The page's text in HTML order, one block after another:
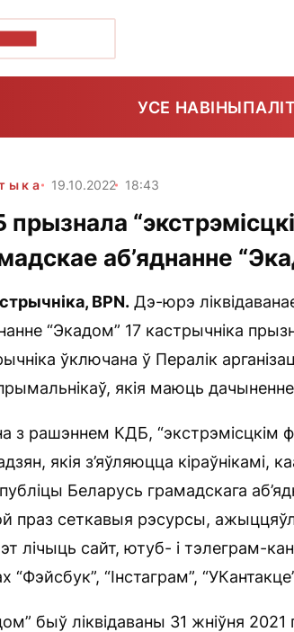
УСЕ НАВІНЫ
19.10.2022 18:43
прызнала
аб’яднанне
BPN. Дэ-юрэ
“Экадом” 17 кастрычніка
ўключана ў Пералік
якія маюць
з рашэннем КДБ, “экстрэмісцкім
якія з’яўляюцца кіраўнікамі,
Беларусь грамадскага
праз сеткавыя рэсурсы,
лічыць сайт, ютуб- і тэлеграм-
“Фэйсбук”, “Інстаграм”,
быў ліквідаваны 31 жніўня